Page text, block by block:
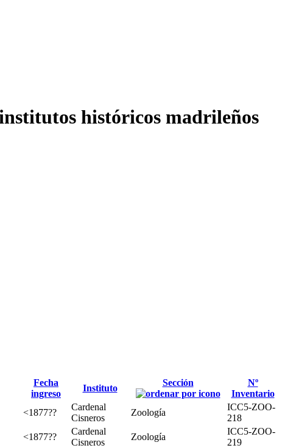
históricos madrileños
Fecha
ingreso
Instituto
Sección
Nº
Inventario
<1877??
Cardenal
Cisneros
Zoología
ICC5-ZOO-
218
<1877??
Cardenal
Cisneros
Zoología
ICC5-ZOO-
219